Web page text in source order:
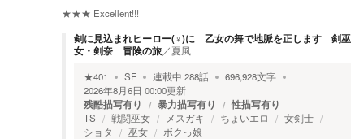
★★★ Excellent!!!
剣に見込まれヒーロー(♀)に 乙女の舞で地脈を正します 剣巫
女・剣奈 冒険の旅／夏風
★401 SF 連載中 288話 696,928文字
2026年8月6日 00:00更新
残酷描写有り 暴力描写有り 性描写有り
TS 戦闘巫女 メスガキ ちょいエロ
女剣士
ショタ
巫女 ボクっ娘